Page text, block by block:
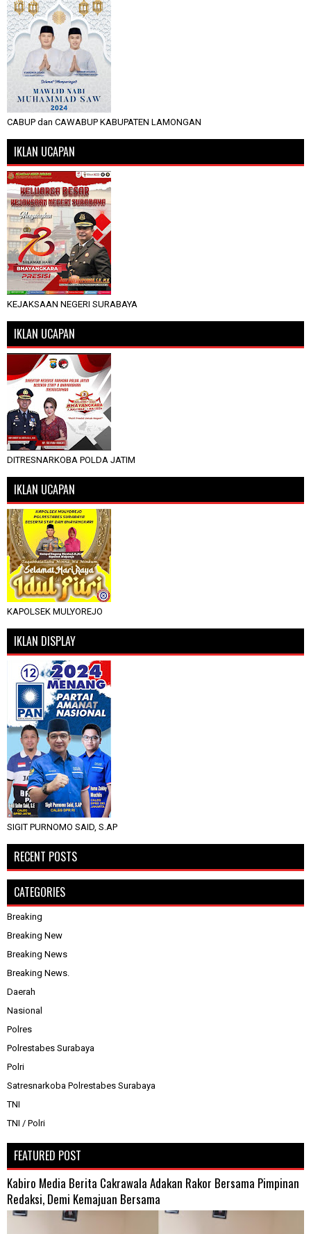
CABUP dan CAWABUP KABUPATEN LAMONGAN
IKLAN UCAPAN
KEJAKSAAN NEGERI SURABAYA
IKLAN UCAPAN
DITRESNARKOBA POLDA JATIM
IKLAN UCAPAN
KAPOLSEK MULYOREJO
IKLAN DISPLAY
SIGIT PURNOMO SAID, S.AP
RECENT POSTS
CATEGORIES
Breaking
Breaking New
Breaking News
Breaking News.
Daerah
Nasional
Polres
Polrestabes Surabaya
Polri
Satresnarkoba Polrestabes Surabaya
TNI
TNI / Polri
FEATURED POST
Kabiro Media Berita Cakrawala Adakan Rakor Bersama Pimpinan
Redaksi, Demi Kemajuan Bersama